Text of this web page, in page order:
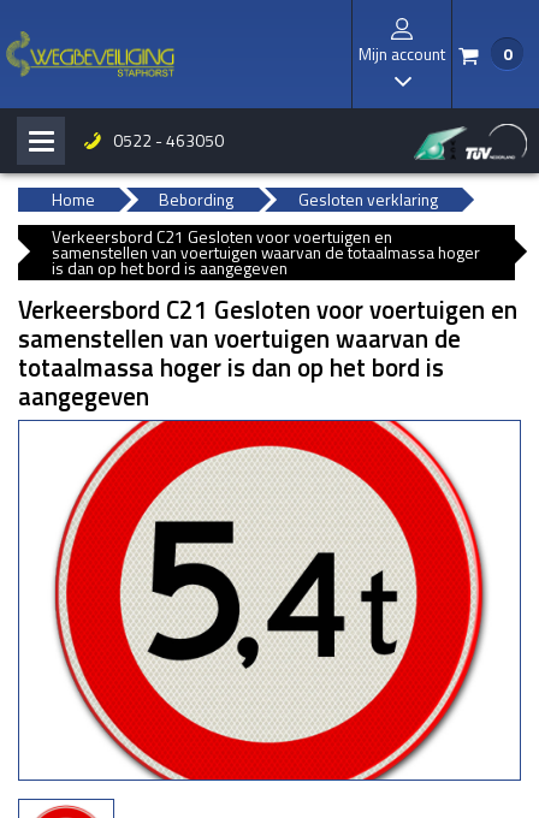
Mijn account
I
/ 0
H b 0522 - 463050
Home Bebording
Gesloten verklaring
Verkeersbord C21 Gesloten voor voertuigen en
samenstellen van voertuigen waarvan de totaalmassa hoger
is dan op het bord is aangegeven
Verkeersbord C21 Gesloten voor voertuigen en
samenstellen van voertuigen waarvan de
totaalmassa hoger is dan op het bord is
aangegeven